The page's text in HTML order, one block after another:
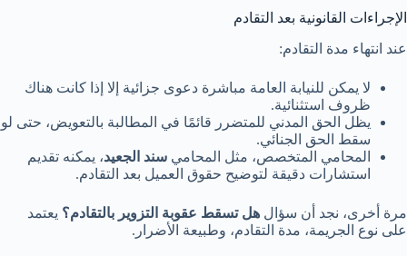
الإجراءات القانونية بعد التقادم
عند انتهاء مدة التقادم:
لا يمكن للنيابة العامة مباشرة دعوى جزائية إلا إذا كانت هناك
ظروف استثنائية.
يظل الحق المدني للمتضرر قائمًا في المطالبة بالتعويض، حتى لو
سقط الحق الجنائي.
المحامي المتخصص، مثل المحامي سند الجعيد، يمكنه تقديم
استشارات دقيقة لتوضيح حقوق العميل بعد التقادم.
مرة أخرى، نجد أن سؤال هل تسقط عقوبة التزوير بالتقادم؟ يعتمد
على نوع الجريمة، مدة التقادم، وطبيعة الأضرار.